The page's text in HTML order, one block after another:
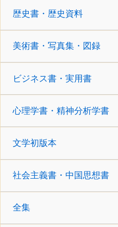
歴史書・歴史資料
美術書・写真集・図録
ビジネス書・実用書
心理学書・精神分析学書
文学初版本
社会主義書・中国思想書
全集